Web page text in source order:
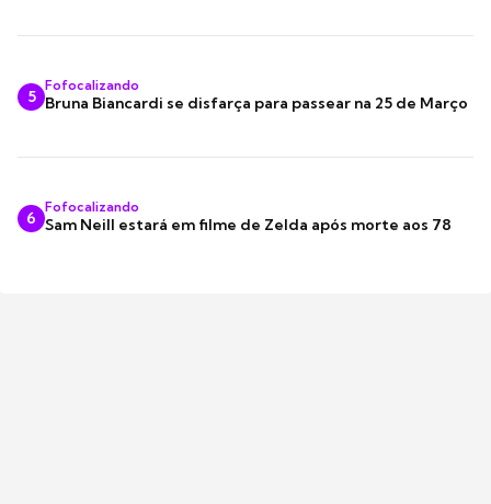
5
Fofocalizando
Bruna Biancardi se disfarça para passear na 25 de Março
6
Fofocalizando
Sam Neill estará em filme de Zelda após morte aos 78